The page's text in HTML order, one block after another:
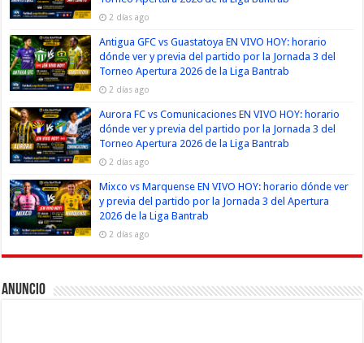
2 días ago
Antigua GFC vs Guastatoya EN VIVO HOY: horario
dónde ver y previa del partido por la Jornada 3 del
Torneo Apertura 2026 de la Liga Bantrab
2 días ago
Aurora FC vs Comunicaciones EN VIVO HOY: horario
dónde ver y previa del partido por la Jornada 3 del
Torneo Apertura 2026 de la Liga Bantrab
2 días ago
Mixco vs Marquense EN VIVO HOY: horario dónde ver
y previa del partido por la Jornada 3 del Apertura
2026 de la Liga Bantrab
2 días ago
Anuncio